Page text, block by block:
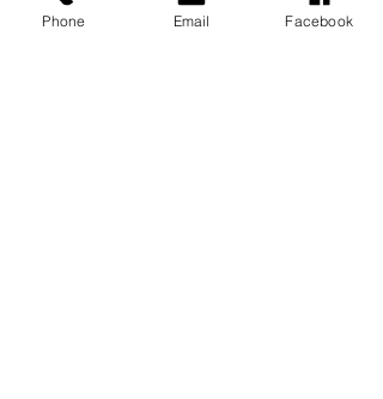
Phone Email Facebook